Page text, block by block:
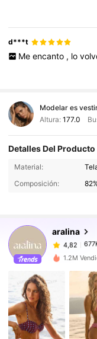
d***t
Me encanto , lo
Modelar es
Altura: 177.0
Detalles Del Producto
Material:
Composición:
aralina
4,82
p***7
4,82
1.2M